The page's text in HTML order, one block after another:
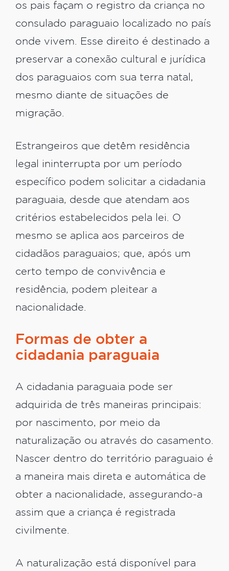
os pais façam o registro da criança no
consulado paraguaio localizado no país
onde vivem. Esse direito é destinado a
preservar a conexão cultural e jurídica
dos paraguaios com sua terra natal,
mesmo diante de situações de
migração.
Estrangeiros que detêm residência
legal ininterrupta por um período
específico podem solicitar a cidadania
paraguaia, desde que atendam aos
critérios estabelecidos pela lei. O
mesmo se aplica aos parceiros de
cidadãos paraguaios; que, após um
certo tempo de convivência e
residência, podem pleitear a
nacionalidade.
Formas de obter a
cidadania paraguaia
A cidadania paraguaia pode ser
adquirida de três maneiras principais:
por nascimento, por meio da
naturalização ou através do casamento.
Nascer dentro do território paraguaio é
a maneira mais direta e automática de
obter a nacionalidade, assegurando-a
assim que a criança é registrada
civilmente.
A naturalização está disponível para